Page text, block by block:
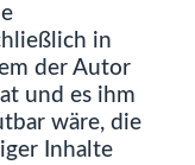
in
der Autor
und es ihm
wäre, die
Inhalte